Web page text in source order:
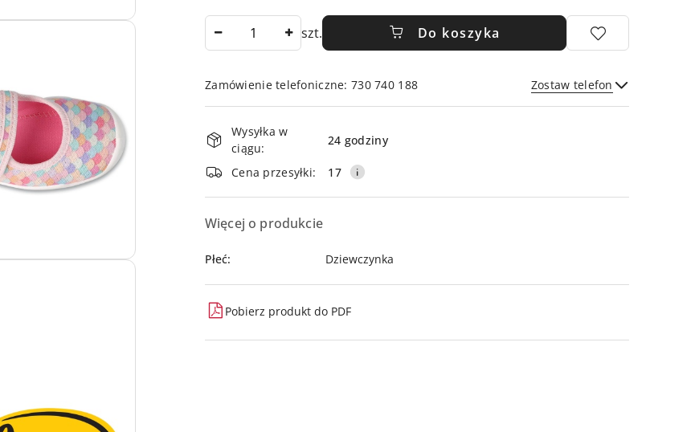
szt. Do koszyka
Zamówienie telefoniczne: 730 740 188 Zostaw telefon
Wyślij
Dostępność
i
dostawa
Wysyłka w
ciągu:
24 godziny
Cena przesyłki: 17
Więcej o produkcie
Płeć: Dziewczynka
Pobierz produkt do PDF